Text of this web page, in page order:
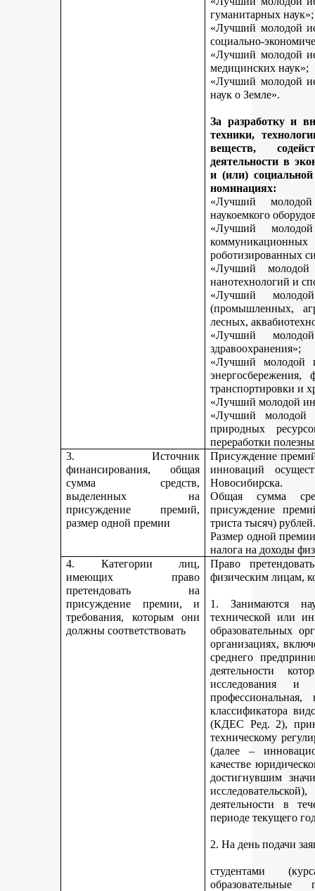
гуманитарных наук»;
«Лучший молодой
социально-
«Лучший молодой
медицинских наук»;
«Лучший молодой
наук о Земле».
За разработку и
техники,
веществ,
деятельности в
и (или)
номинациях:
«Лучший
наукоемкого
«Лучший
роботизированных
«Лучший
нанотехнологий и
«Лучший
(промышленных,
лесных,
«Лучший
здравоохранения»;
«Лучший молодой
транспортировки и
«Лучший молодой
«Лучший молодой
природных
переработки
3. Источник
финансирования, общая
сумма средств,
выделенных на
присуждение премий,
размер одной премии
Присуждение
инноваций
Новосибирска.
Общая сумма
присуждение
триста тысяч)
Размер одной
налога на доходы
4. Категории лиц,
имеющих право
претендовать на
присуждение премии, и
требования, которым они
должны соответствовать
Право
физическим лицам,
1. Занимаются
технической или
образовательных
организациях,
среднего
деятельности
исследования и
классификатора
(КДЕС Ред. 2),
техническому
(далее –
качестве
достигнувшим
деятельности в
периоде текущего
2. На день подачи
студентами
образовательные